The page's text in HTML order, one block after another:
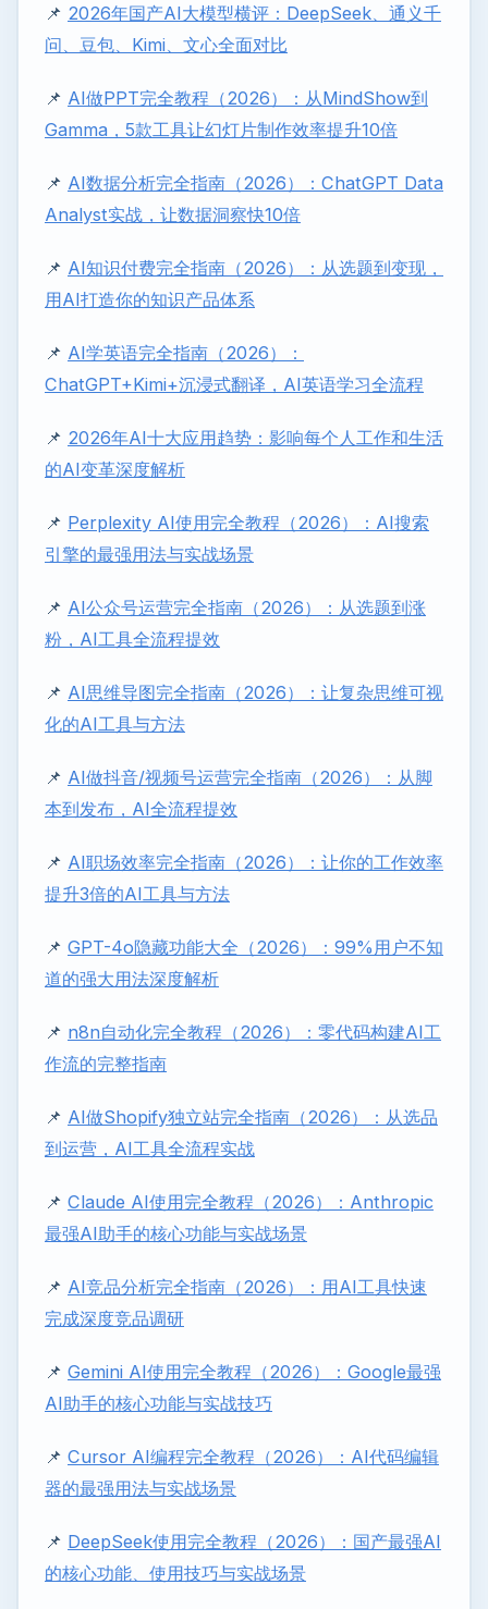
📌 2026年国产AI大模型横评：DeepSeek、通义千
问、豆包、Kimi、文心全面对比
📌 AI做PPT完全教程（2026）：从MindShow到
Gamma，5款工具让幻灯片制作效率提升10倍
📌 AI数据分析完全指南（2026）：ChatGPT Data
Analyst实战，让数据洞察快10倍
📌 AI知识付费完全指南（2026）：从选题到变现，
用AI打造你的知识产品体系
📌 AI学英语完全指南（2026）：
ChatGPT+Kimi+沉浸式翻译，AI英语学习全流程
📌 2026年AI十大应用趋势：影响每个人工作和生活
的AI变革深度解析
📌 Perplexity AI使用完全教程（2026）：AI搜索
引擎的最强用法与实战场景
📌 AI公众号运营完全指南（2026）：从选题到涨
粉，AI工具全流程提效
📌 AI思维导图完全指南（2026）：让复杂思维可视
化的AI工具与方法
📌 AI做抖音/视频号运营完全指南（2026）：从脚
本到发布，AI全流程提效
📌 AI职场效率完全指南（2026）：让你的工作效率
提升3倍的AI工具与方法
📌 GPT-4o隐藏功能大全（2026）：99%用户不知
道的强大用法深度解析
📌 n8n自动化完全教程（2026）：零代码构建AI工
作流的完整指南
📌 AI做Shopify独立站完全指南（2026）：从选品
到运营，AI工具全流程实战
📌 Claude AI使用完全教程（2026）：Anthropic
最强AI助手的核心功能与实战场景
📌 AI竞品分析完全指南（2026）：用AI工具快速
完成深度竞品调研
📌 Gemini AI使用完全教程（2026）：Google最强
AI助手的核心功能与实战技巧
📌 Cursor AI编程完全教程（2026）：AI代码编辑
器的最强用法与实战场景
📌 DeepSeek使用完全教程（2026）：国产最强AI
的核心功能、使用技巧与实战场景